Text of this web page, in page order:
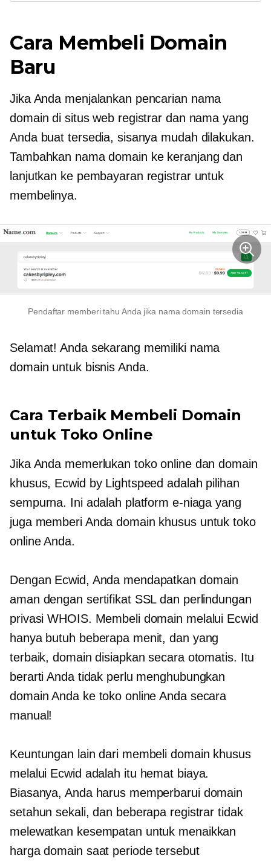
Cara Membeli Domain
Baru
Jika Anda menjalankan pencarian nama
domain di situs web registrar dan nama yang
Anda buat tersedia, sisanya mudah dilakukan.
Tambahkan nama domain ke keranjang dan
lanjutkan ke pembayaran registrar untuk
membelinya.
Pendaftar memberi tahu Anda jika nama domain tersedia
Selamat! Anda sekarang memiliki nama
domain untuk bisnis Anda.
Cara Terbaik Membeli Domain
untuk Toko Online
Jika Anda memerlukan toko online dan domain
khusus, Ecwid by Lightspeed adalah pilihan
sempurna. Ini adalah platform e-niaga yang
juga memberi Anda domain khusus untuk toko
online Anda.
Dengan Ecwid, Anda mendapatkan domain
aman dengan sertifikat SSL dan perlindungan
privasi WHOIS. Membeli domain melalui Ecwid
hanya butuh beberapa menit, dan yang
terbaik, domain disiapkan secara otomatis. Itu
berarti Anda tidak perlu menghubungkan
domain Anda ke toko online Anda secara
manual!
Keuntungan lain dari membeli domain khusus
melalui Ecwid adalah itu hemat biaya.
Biasanya, Anda harus memperbarui domain
setahun sekali, dan beberapa registrar tidak
melewatkan kesempatan untuk menaikkan
harga domain saat periode tersebut